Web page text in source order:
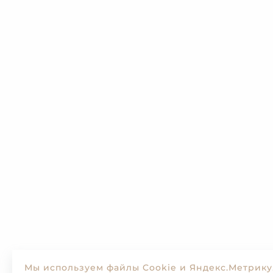
Мы используем файлы Cookie и